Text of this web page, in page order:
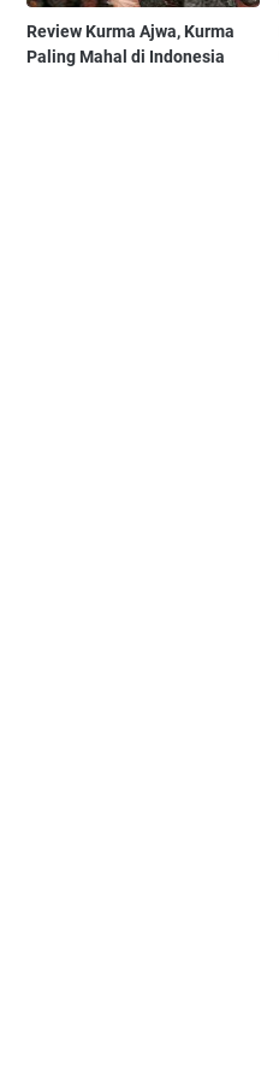
Review Kurma Ajwa, Kurma
Paling Mahal di Indonesia